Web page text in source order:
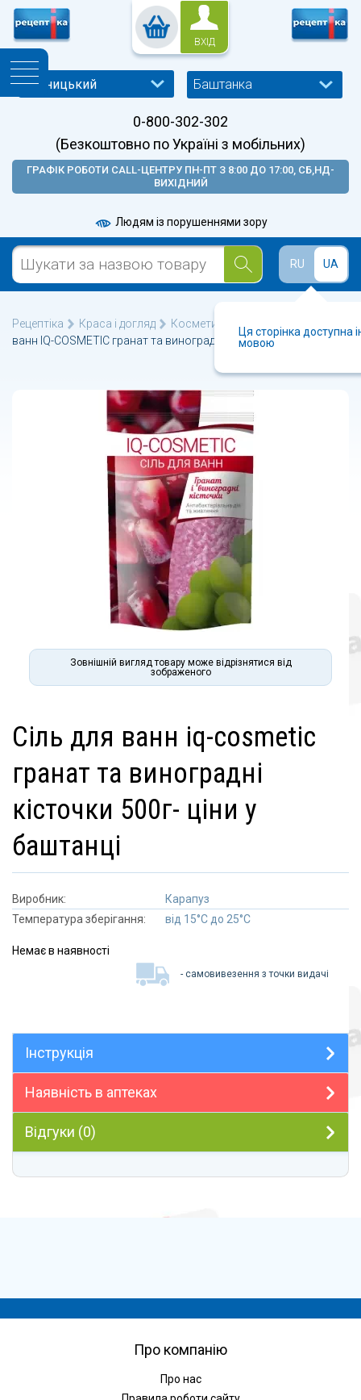
ВХІД
Баштанка
0-800-302-302
(Безкоштовно по Україні з мобільних)
ГРАФІК РОБОТИ CALL-ЦЕНТРУ ПН-ПТ З 8:00 ДО 17:00, СБ,НД-
ВИХІДНИЙ
Людям із порушеннями зору
RU UA
Ця сторінка доступна
мовою
Рецептіка Краса і догляд Косметика для тіла
ванн IQ-COSMETIC гранат та виноградні кісточки 500г
Зовнішній вигляд товару може відрізнятися від
зображеного
сіль для ванн iq-cosmetic
гранат та виноградні
кісточки 500г- ціни у
баштанці
Виробник:
Карапуз
Температура зберігання:
від 15°C до 25°C
Немає в наявності
- самовивезення з точки видачі
Інструкція
Наявність в аптеках
Відгуки (0)
Про компанію
Про нас